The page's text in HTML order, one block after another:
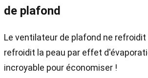
de plafond
Le ventilateur de plafond ne refroidit
refroidit la peau par effet
incroyable pour économiser !